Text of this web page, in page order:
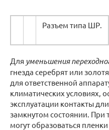
Разъем типа ШР.
Для уменьшения
гнезда серебрят или
для ответственной
климатических условиях,
эксплуатации контакты
замкнутом состоянии. При
могут образоваться